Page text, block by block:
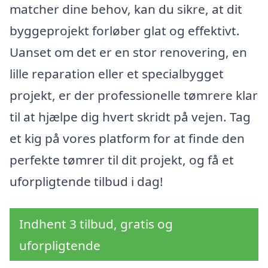
matcher dine behov, kan du sikre, at dit
byggeprojekt forløber glat og effektivt.
Uanset om det er en stor renovering, en
lille reparation eller et specialbygget
projekt, er der professionelle tømrere klar
til at hjælpe dig hvert skridt på vejen. Tag
et kig på vores platform for at finde den
perfekte tømrer til dit projekt, og få et
uforpligtende tilbud i dag!
Indhent 3 tilbud, gratis og
uforpligtende